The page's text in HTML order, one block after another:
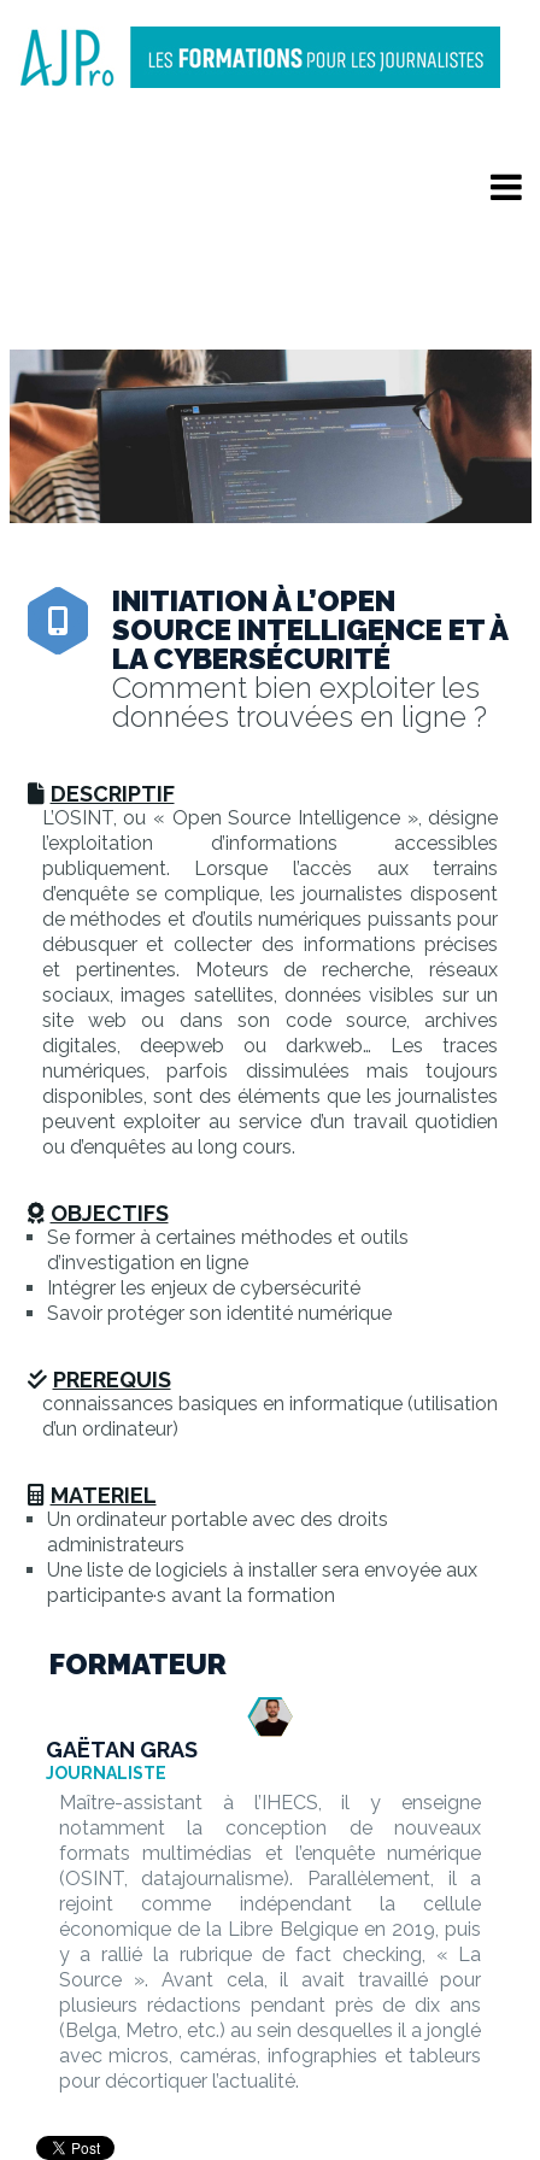
INITIATION À L’OPEN
SOURCE INTELLIGENCE ET À
LA CYBERSÉCURITÉ
Comment bien exploiter les
données trouvées en ligne ?
DESCRIPTIF
L’OSINT, ou « Open Source Intelligence », désigne
l’exploitation d’informations accessibles
publiquement. Lorsque l’accès aux terrains
d’enquête se complique, les journalistes disposent
de méthodes et d’outils numériques puissants pour
débusquer et collecter des informations précises
et pertinentes. Moteurs de recherche, réseaux
sociaux, images satellites, données visibles sur un
site web ou dans son code source, archives
digitales, deepweb ou darkweb… Les traces
numériques, parfois dissimulées mais toujours
disponibles, sont des éléments que les journalistes
peuvent exploiter au service d’un travail quotidien
ou d’enquêtes au long cours.
OBJECTIFS
Se former à certaines méthodes et outils
d’investigation en ligne
Intégrer les enjeux de cybersécurité
Savoir protéger son identité numérique
PREREQUIS
connaissances basiques en informatique (utilisation
d’un ordinateur)
MATERIEL
Un ordinateur portable avec des droits
administrateurs
Une liste de logiciels à installer sera envoyée aux
participante·s avant la formation
FORMATEUR
GAËTAN GRAS
JOURNALISTE
Maître-assistant à l’IHECS, il y enseigne
notamment la conception de nouveaux
formats multimédias et l’enquête numérique
(OSINT, datajournalisme). Parallèlement, il a
rejoint comme indépendant la cellule
économique de la Libre Belgique en 2019, puis
y a rallié la rubrique de fact checking, « La
Source ». Avant cela, il avait travaillé pour
plusieurs rédactions pendant près de dix ans
(Belga, Metro, etc.) au sein desquelles il a jonglé
avec micros, caméras, infographies et tableurs
pour décortiquer l’actualité.